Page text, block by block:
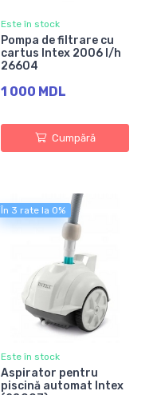
Este în stock
Pompa de filtrare cu
cartus Intex 2006 l/h
26604
1 000 MDL
Cumpără
În 3 rate la 0%
Este în stock
Aspirator pentru
piscină automat Intex